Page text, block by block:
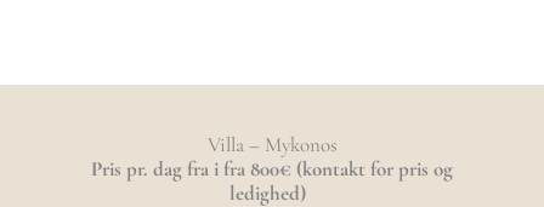
Villa – Mykonos
Pris pr. dag fra i fra 800€ (kontakt for pris og
ledighed)